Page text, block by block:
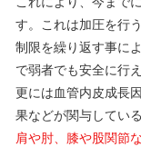
す。これは加圧を行
制限を繰り返す事に
で弱者でも安全に行
更には血管内皮成長
果などが関与してい
肩や肘、膝や股関節